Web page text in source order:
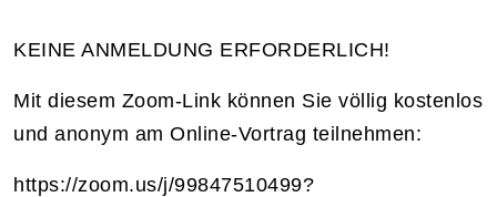
KEINE ANMELDUNG ERFORDERLICH!
Mit diesem Zoom-Link können Sie völlig kostenlos
und anonym am Online-Vortrag teilnehmen:
https://zoom.us/j/99847510499?